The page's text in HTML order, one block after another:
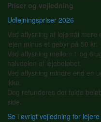
Priser og vejledning
Udlejningspriser 2026
Ved aflysning af lejemål
lejen minus et gebyr på 50 kr.
Ved aflysning mellem 1 og 6
halvdelen af lejebeløbet.
Ved aflysning mindre end en
ikke.
Dog refunderes det fulde
side.
Se i øvrigt vejledning for lejere